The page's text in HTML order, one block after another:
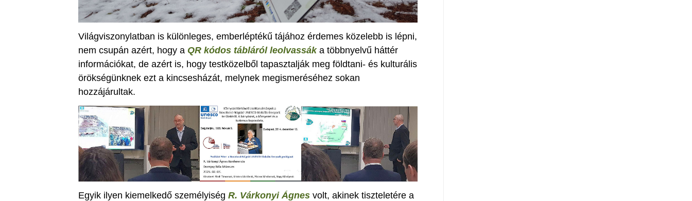
Világviszonylatban is különleges, emberléptékű tájához érdemes közelebb is lépni,
nem csupán azért, hogy a QR kódos tábláról leolvassáka többnyelvű háttér
információkat, de azért is, hogy testközelből tapasztalják meg földtani- és kulturális
örökségünknek ezt a kincsesházát, melynek megismeréséhez sokan
hozzájárultak.
Egyik ilyen kiemelkedő személyiség R. Várkonyi Ágnes volt, akinek tiszteletére a